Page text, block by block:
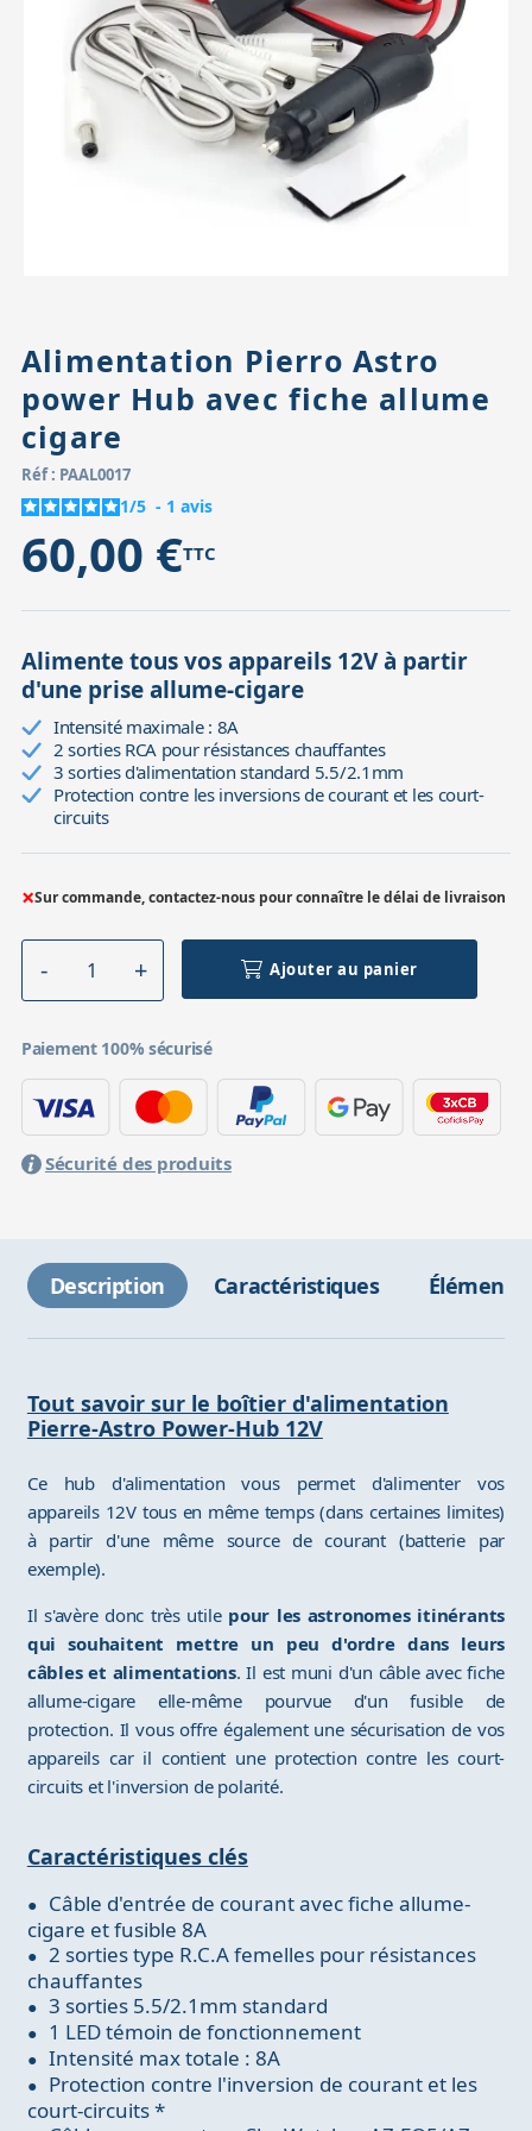
Accessoires pour montures
Têtes
Pièces détachées
Alimentation Pierro Astro
power Hub avec fiche allume
cigare
Réf : PAAL0017
1/5 - 1 avis
60,00 €TTC
Alimente tous vos appareils 12V à partir
d'une prise allume-cigare
Intensité maximale : 8A
2 sorties RCA pour résistances chauffantes
3 sorties d'alimentation standard 5.5/2.1mm
Protection contre les inversions de courant et les court-
circuits
×Sur commande, contactez-nous pour connaître le délai de livraison
Ajouter au panier
Paiement 100% sécurisé
Sécurité des produits
Description Caractéristiques Éléments
Tout savoir sur le boîtier d'alimentation
Pierre-Astro Power-Hub 12V
Ce hub d'alimentation vous permet d'alimenter vos
appareils 12V tous en même temps (dans certaines limites)
à partir d'une même source de courant (batterie par
exemple).
Il s'avère donc très utile pour les astronomes itinérants
qui souhaitent mettre un peu d'ordre dans leurs
câbles et alimentations. Il est muni d'un câble avec fiche
allume-cigare elle-même pourvue d'un fusible de
protection. Il vous offre également une sécurisation de vos
appareils car il contient une protection contre les court-
circuits et l'inversion de polarité.
Caractéristiques clés
Câble d'entrée de courant avec fiche allume-
cigare et fusible 8A
2 sorties type R.C.A femelles pour résistances
chauffantes
3 sorties 5.5/2.1mm standard
1 LED témoin de fonctionnement
Intensité max totale : 8A
Protection contre l'inversion de courant et les
court-circuits *